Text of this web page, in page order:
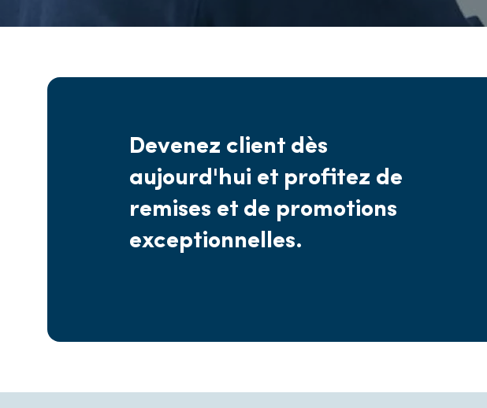
Devenez client dès
aujourd'hui et profitez de
remises et de promotions
exceptionnelles.